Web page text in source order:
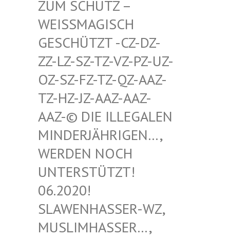
M SCHUTZ – WE
ISSMAGISCH GES
CHÜTZT -CZ-DZ-ZZ-
LZ-SZ-TZ-VZ-PZ-UZ-OZ-
SZ-FZ-TZ-QZ-AAZ-TZ-
HZ-JZ-AAZ-AAZ-AAZ
-© DIE ILLEGALEN MIN
DERJÄHRIGEN…, WER
DEN NOCH UNT
ERSTÜTZT! 06.
2020! SLA
WENHASSER-WZ, MUS
LIMHASSER…, VOO